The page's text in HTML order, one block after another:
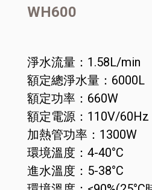
WH600
淨水流量：1.58L/min
額定總淨水量：6000L
額定功率：660W
額定電源：110V/60Hz
加熱管功率：1300W
環境溫度：4-40°C
進水溫度：5-38°C